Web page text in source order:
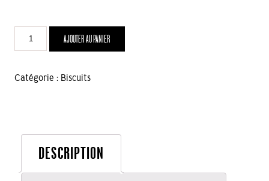
quantité
de
Biscuits
AJOUTER AU PANIER
Catégorie : Biscuits
DESCRIPTION